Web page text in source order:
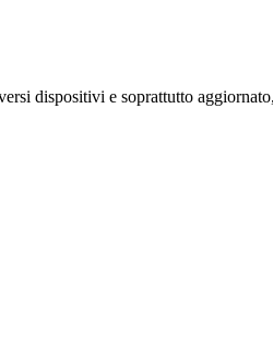
dispositivi e soprattutto